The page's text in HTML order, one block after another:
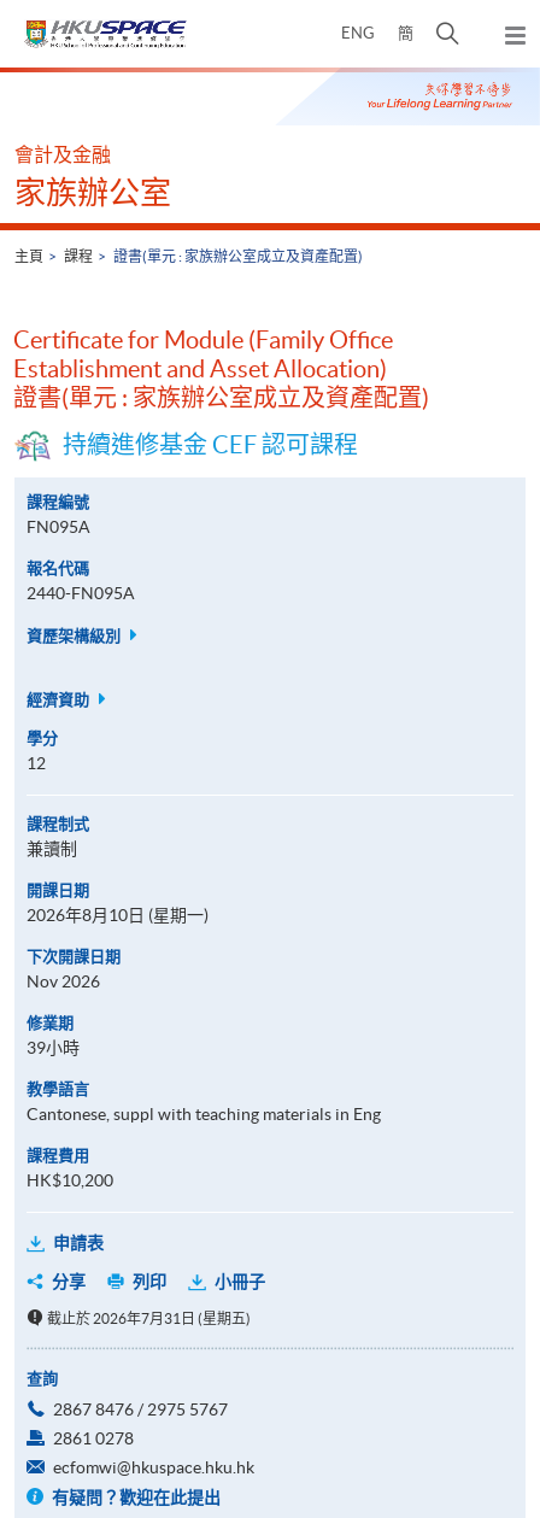
ENG 簡
開
搜
尋
彈
出
主
Main
會計及金融
家族辦公室
主頁 課程 證書(單元 : 家族辦公室成立及資產配置)
Certificate for Module (Family Office
Establishment and Asset Allocation)
證書(單元 : 家族辦公室成立及資產配置)
持續進修基金 CEF 認可課程
課程編號
FN095A
報名代碼
2440-FN095A
資歷架構級別
經濟資助
學分
12
課程制式
兼讀制
開課日期
2026年8月10日 (星期一)
下次開課日期
Nov 2026
修業期
39小時
教學語言
Cantonese, suppl with teaching materials in Eng
課程費用
HK$10,200
申請表
分享
列印 小冊子
截止於 2026年7月31日 (星期五)
查詢
2867 8476 / 2975 5767
2861 0278
ecfomwi@hkuspace.hku.hk
有疑問？歡迎在此提出